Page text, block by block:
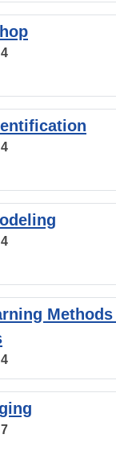
4
4
4
4
7